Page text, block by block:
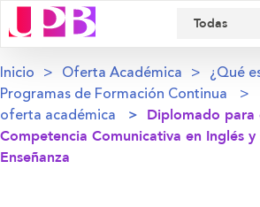
Inicio Oferta Académica
¿Qué
Programas de Formación Continua
oferta académica
Diplomado para
Competencia Comunicativa en Inglés
Enseñanza